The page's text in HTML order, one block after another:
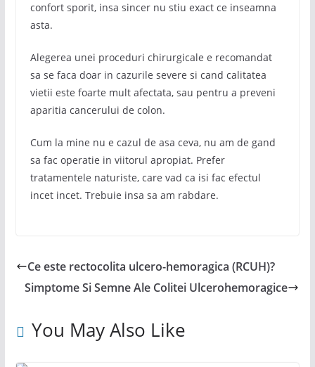
confort sporit, insa sincer nu stiu exact ce inseamna
asta.
Alegerea unei proceduri chirurgicale e recomandat
sa se faca doar in cazurile severe si cand calitatea
vietii este foarte mult afectata, sau pentru a preveni
aparitia cancerului de colon.
Cum la mine nu e cazul de asa ceva, nu am de gand
sa fac operatie in viitorul apropiat. Prefer
tratamentele naturiste, care vad ca isi fac efectul
incet incet. Trebuie insa sa am rabdare.
Ce este rectocolita ulcero-hemoragica (RCUH)?
Simptome Si Semne Ale Colitei Ulcerohemoragice
You May Also Like